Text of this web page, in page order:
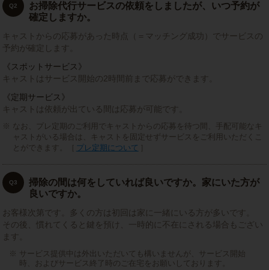
Q2
お掃除代行サービスの依頼をしましたが、いつ予約が
確定しますか。
キャストからの応募があった時点（＝マッチング成功）でサービスの
予約が確定します。
《スポットサービス》
キャストはサービス開始の2時間前まで応募ができます。
《定期サービス》
キャストは依頼が出ている間は応募が可能です。
なお、プレ定期のご利用でキャストからの応募を待つ間、手配可能なキ
ャストがいる場合は、キャストを固定せずサービスをご利用いただくこ
とができます。［ プレ定期について ］
Q3
掃除の間は何をしていれば良いですか。家にいた方が
良いですか。
お客様次第です。多くの方は初回は家に一緒にいる方が多いです。
その後、慣れてくると鍵を預け、一時的に不在にされる場合もござい
ます。
サービス提供中は外出いただいても構いませんが、サービス開始
時、およびサービス終了時のご在宅をお願いしております。